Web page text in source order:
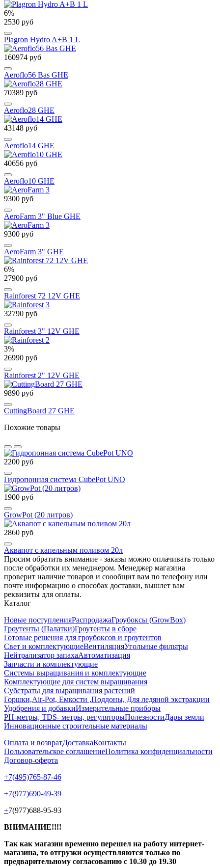
6%
2530 руб
Plagron Hydro A+B 1 L
160974 руб
Aeroflo56 Bas GHE
70389 руб
Aeroflo28 GHE
43148 руб
Aeroflo14 GHE
40656 руб
Aeroflo10 GHE
9300 руб
AeroFarm 3" Blue GHE
9300 руб
AeroFarm 3" GHE
6%
27900 руб
Rainforest 72 12V GHE
32790 руб
Rainforest 3" 12V GHE
3%
26990 руб
Rainforest 2" 12V GHE
9890 руб
CuttingBoard 27 GHE
Похожие товары
2200 руб
Гидропонная система CubePot UNO
1900 руб
GrowPot (20 литров)
2860 руб
Аквапот с капельным поливом 20л
Просим обратить внимание - заказы можно оплачивать только
после обработки их менеджером. Менеджер магазина
проверит наличие товаров и соообщит вам по телефону или
почте информацию о способах доставки, вышлет вам
реквизиты для оплаты.
Каталог
Новые поступленияРаспродажаГроубоксы (GrowBox)
Гроутенты (Палатки)Гроутенты в сборе
Готовые решения для гроубоксов и гроутентов
Свет и комплектующиеВентиляцияУгольные фильтры
Нейтрализатор запахаАвтоматизация
Запчасти и комплектующие
Системы выращивания и комплектующие
Комплектующие для систем выращивания
Субстраты для выращивания растений
Горшки,Air-Pot, Емкости ,Поддоны, Для ледяной экстракции
Удобрения и добавкиИзмерительные приборы
РН-метры, TDS- метры, регуляторыПолезностиДары земли
Инновационные строительные материалы
Оплата и возвратДоставкаКонтакты
Пользовательское соглашениеПолитика конфиденциальности
Договор-оферта
+7(495)765-87-46
+7(977)690-49-39
+7(977)688-95-93
ВНИМАНИЕ!!!!
Так как магазин временно перешел на работу интернет-
магазина, то отгрузки осуществляются только по
предварительному согласованию с 10.30 до 19.30